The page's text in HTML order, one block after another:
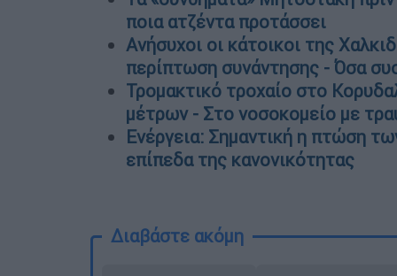
ποια ατζέντα προτάσσει
Ανήσυχοι οι κάτοικοι της
περίπτωση συνάντησης - Όσα
Τρομακτικό τροχαίο στο
μέτρων - Στο νοσοκομείο με
Ενέργεια: Σημαντική η πτώση
επίπεδα της κανονικότητας
Διαβάστε ακόμη